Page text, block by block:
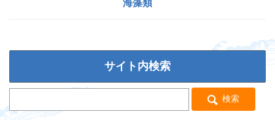
海藻類
サイト内検索
検索